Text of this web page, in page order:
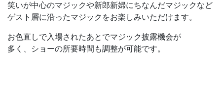
笑いが中心のマジックや新郎新婦にちなんだマジックなど
ゲスト層に沿ったマジックをお楽しみいただけます。
お色直しで入場されたあとでマジック披露機会が
多く、ショーの所要時間も調整が可能です。